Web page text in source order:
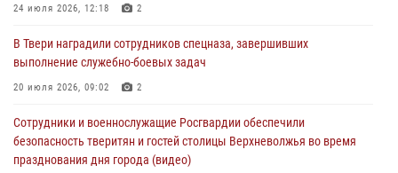
22 июля 2026, 08:35
Представители Росгвардии провели спортивно — патриотическое
мероприятие для воспитанников летнего лагеря в Тверской области
(видео)
24 июля 2026, 12:18 2
В Твери наградили сотрудников спецназа, завершивших
выполнение служебно-боевых задач
20 июля 2026, 09:02 2
Сотрудники и военнослужащие Росгвардии обеспечили
безопасность тверитян и гостей столицы Верхневолжья во время
празднования дня города (видео)